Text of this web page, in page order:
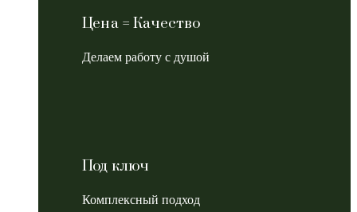
Цена = Качество
Делаем работу с душой
Под ключ
Комплексный подход